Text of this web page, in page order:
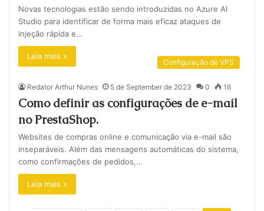
Novas tecnologias estão sendo introduzidas no Azure AI
Studio para identificar de forma mais eficaz ataques de
injeção rápida e…
Leia mais »
Configuração de VPS
Redator Arthur Nunes 5 de September de 2023 0 16
Como definir as configurações de e-mail
no PrestaShop.
Websites de compras online e comunicação via e-mail são
inseparáveis. Além das mensagens automáticas do sistema,
como confirmações de pedidos,…
Leia mais »